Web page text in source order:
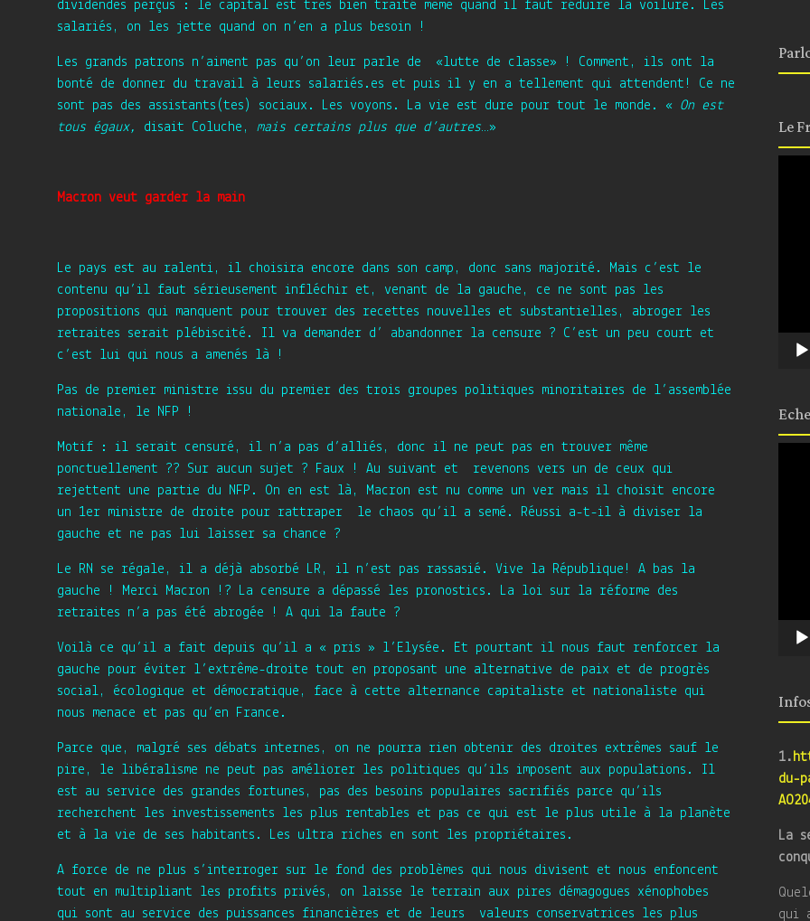
dividendes perçus : le capital est très bien traité même quand il faut réduire la voilure. Les
salariés, on les jette quand on n’en a plus besoin !
Les grands patrons n’aiment pas qu’on leur parle de «lutte de classe» ! Comment, ils ont la
bonté de donner du travail à leurs salariés.es et puis il y en a tellement qui attendent! Ce ne
sont pas des assistants(tes) sociaux. Les voyons. La vie est dure pour tout le monde. « On est
tous égaux,
disait Coluche, mais certains plus que d’autres…»
Macron veut garder la main
Le pays est au ralenti, il choisira encore dans son camp, donc sans majorité. Mais c’est le
contenu qu’il faut sérieusement infléchir et, venant de la gauche, ce ne sont pas les
propositions qui manquent pour trouver des recettes nouvelles et substantielles, abroger les
retraites serait plébiscité. Il va demander d’ abandonner la censure ? C’est un peu court et
c’est lui qui nous a amenés là !
Pas de premier ministre issu du premier des trois groupes politiques minoritaires de l’assemblée
nationale, le NFP !
Motif : il serait censuré, il n’a pas d’alliés, donc il ne peut pas en trouver même
ponctuellement ?? Sur aucun sujet ? Faux ! Au suivant et revenons vers un de ceux qui
rejettent une partie du NFP. On en est là, Macron est nu comme un ver mais il choisit encore
un 1er ministre de droite pour rattraper le chaos qu’il a semé. Réussi a-t-il à diviser la
gauche et ne pas lui laisser sa chance ?
Le RN se régale, il a déjà absorbé LR, il n’est pas rassasié. Vive la République! A bas la
gauche ! Merci Macron !? La censure a dépassé les pronostics. La loi sur la réforme des
retraites n’a pas été abrogée ! A qui la faute ?
Voilà ce qu’il a fait depuis qu’il a « pris » l’Elysée. Et pourtant il nous faut renforcer la
gauche pour éviter l’extrême-droite tout en proposant une alternative de paix et de progrès
social, écologique et démocratique, face à cette alternance capitaliste et nationaliste qui
nous menace et pas qu’en France.
Parce que, malgré ses débats internes, on ne pourra rien obtenir des droites extrêmes sauf le
pire, le libéralisme ne peut pas améliorer les politiques qu’ils imposent aux populations. Il
est au service des grandes fortunes, pas des besoins populaires sacrifiés parce qu’ils
recherchent les investissements les plus rentables et pas ce qui est le plus utile à la planète
et à la vie de ses habitants. Les ultra riches en sont les propriétaires.
A force de ne plus s’interroger sur le fond des problèmes qui nous divisent et nous enfoncent
tout en multipliant les profits privés, on laisse le terrain aux pires démagogues xénophobes
qui sont au service des puissances financières et de leurs valeurs conservatrices les plus
Le
1.
du-
La
qui